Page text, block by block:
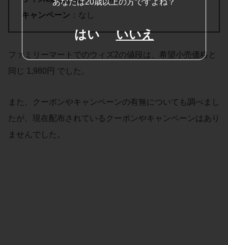
キャンペーン ：なし
ファミリーマートでのウィズ2の値段は、希望小売価格と
同じ 1,980円 でした。
また、クーポンやキャンペーンの有無についても調べまし
たが、現在配布されているクーポンやキャンペーンはあり
ませんでした。
あなたは20歳以上の方ですよね？
はい いいえ